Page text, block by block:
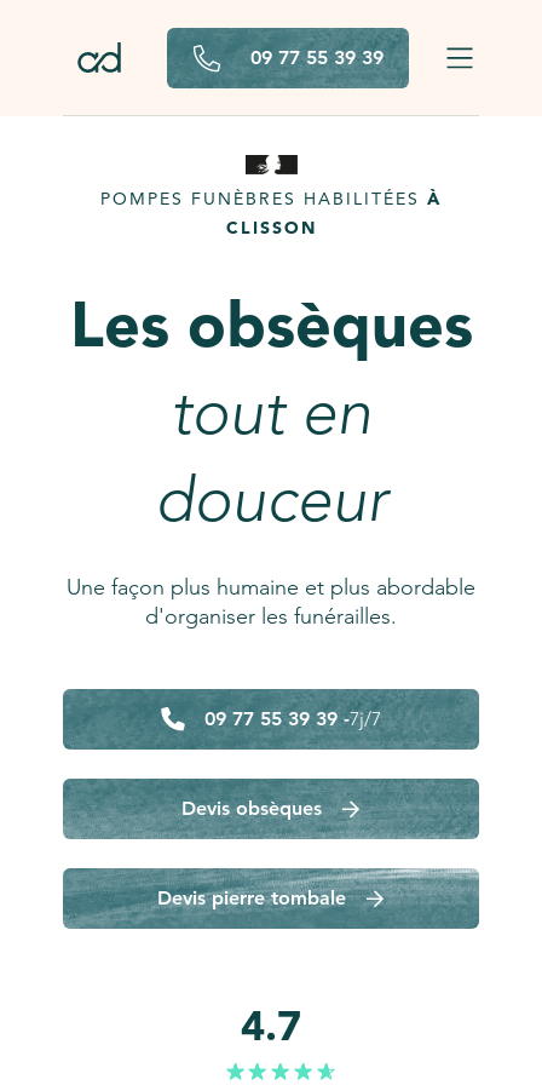
09 77 55 39 39
POMPES FUNÈBRES HABILITÉES À
CLISSON
Les obsèques
tout en
douceur
Une façon plus humaine et plus abordable
d'organiser les funérailles.
09 77 55 39 39 -7j/7
Devis obsèques
Devis pierre tombale
4.7